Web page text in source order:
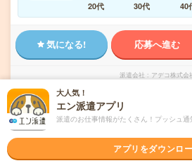
20代
30代 40
気になる! 応募へ進む
派遣会社 アデコ株式会
未読 掲載日 2026/08/09
週3日×時短！＜エンタメ企
務＞アニメ好き歓迎
大人気！
エン派遣アプリ
派遣のお仕事情報がたくさん！プッシュ通
アプリをダウンロ